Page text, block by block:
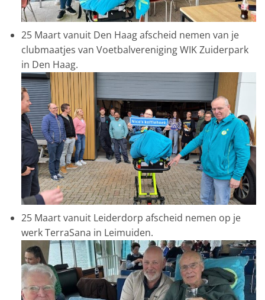
25 Maart vanuit Den Haag afscheid nemen van je
clubmaatjes van Voetbalvereniging WIK Zuiderpark
in Den Haag.
25 Maart vanuit Leiderdorp afscheid nemen op je
werk TerraSana in Leimuiden.